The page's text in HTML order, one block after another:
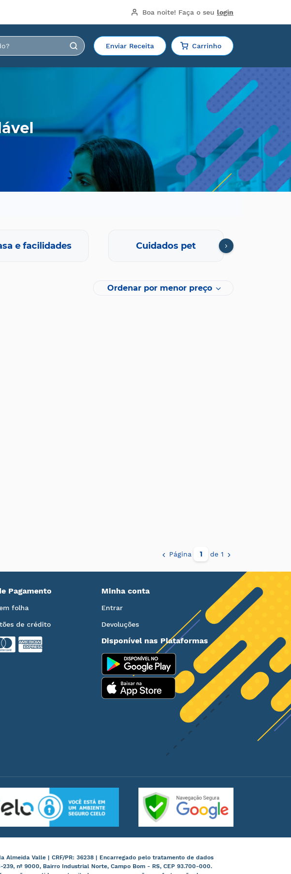
Boa noite! Faça o seu login
Enviar Receita Carrinho
e facilidades Cuidados pet
Ordenar por menor preço
Página de 1
Pagamento
folha
de crédito
Minha conta
Entrar
Devoluções
Disponível nas Plataformas
Almeida Valle | CRF/PR: 36238 | Encarregado pelo tratamento de dados
239, nº 9000, Bairro Industrial Norte, Campo Bom - RS, CEP 93.700-000.